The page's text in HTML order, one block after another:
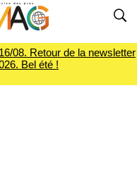
08. Retour de la newsletter
Bel été !